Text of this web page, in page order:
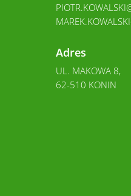
Adres
UL. MAKOWA 8,
62-510 KONIN